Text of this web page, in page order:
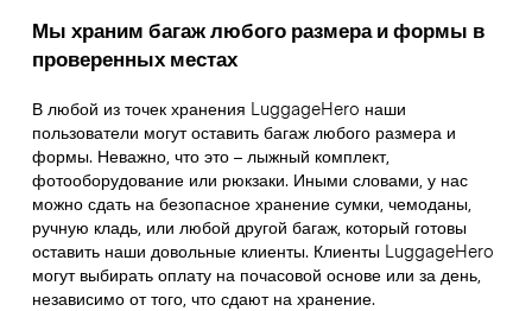
Мы храним багаж любого размера и формы в
проверенных местах
В любой из точек хранения LuggageHero наши
пользователи могут оставить багаж любого размера и
формы. Неважно, что это – лыжный комплект,
фотооборудование или рюкзаки. Иными словами, у нас
можно сдать на безопасное хранение сумки, чемоданы,
ручную кладь, или любой другой багаж, который готовы
оставить наши довольные клиенты. Клиенты LuggageHero
могут выбирать оплату на почасовой основе или за день,
независимо от того, что сдают на хранение.